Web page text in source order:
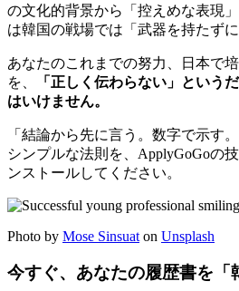
の文化的背景から「控えめな表現
は韓国の戦場では「武器を持たず
あなたのこれまでの努力、日本で
を、
「正しく伝わらない」という
はいけません。
「結論から先に言う。数字で示す
シンプルな法則を、ApplyGoGoの
ンストールしてください。
Photo by Mose Sinsuat on Unsplash
今すぐ、あなたの履歴書を「